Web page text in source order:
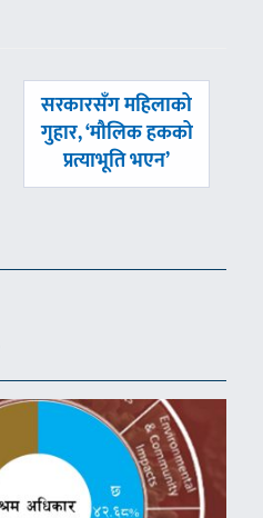
अघिल्लाे
-
सरकारसँग महिलाको
गुहार, ‘मौलिक हकको
प्रत्याभूति भएन’